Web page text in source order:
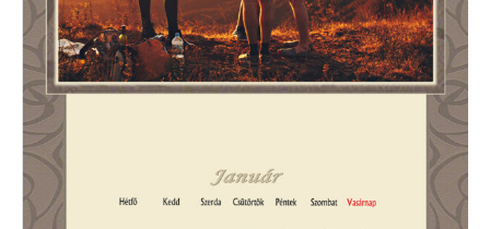
választhatók
ki